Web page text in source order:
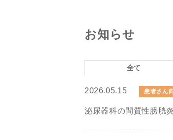
お知らせ
全て
2026.05.15 患者さん
泌尿器科の間質性膀胱